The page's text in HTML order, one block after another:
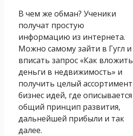
В чем же обман? Ученики
получат простую
информацию из интернета.
Можно самому зайти в Гугл и
вписать запрос «Как вложить
деньги в недвижимость» и
получить целый ассортимент
бизнес идей, где описывается
общий принцип развития,
дальнейшей прибыли и так
далее.